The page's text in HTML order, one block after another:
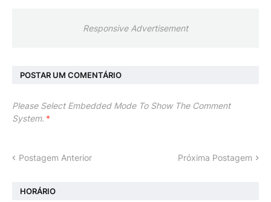
Responsive Advertisement
POSTAR UM COMENTÁRIO
Please Select Embedded Mode To Show The Comment
System. *
Postagem Anterior Próxima Postagem
HORÁRIO